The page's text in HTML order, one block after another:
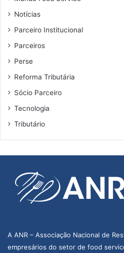
Notícias
Parceiro Institucional
Parceiros
Perse
Reforma Tributária
Sócio Parceiro
Tecnologia
Tributário
A ANR – Associação Nacional de
empresários do setor de food